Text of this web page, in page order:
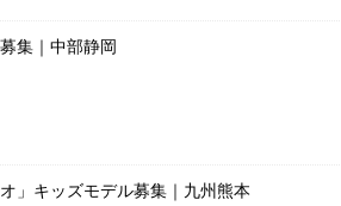
集｜中部静岡
」キッズモデル募集｜九州熊本